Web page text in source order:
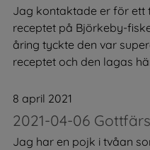
Jag kontaktade er för ett
receptet på Björkeby-
åring tyckte den var
receptet och den lagas
8 april 2021
2021-04-06
Jag har en pojk i tvåan